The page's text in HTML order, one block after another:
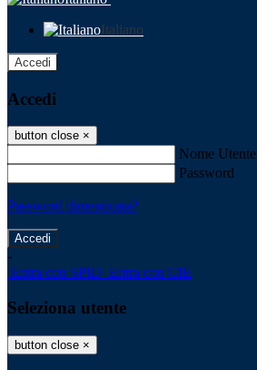
Italiano
Accedi
Accedi
button close ×
Nome Utente
Password
Password dimenticata?
-
Entra con SPID Entra con CIE
Seleziona utente
button close ×